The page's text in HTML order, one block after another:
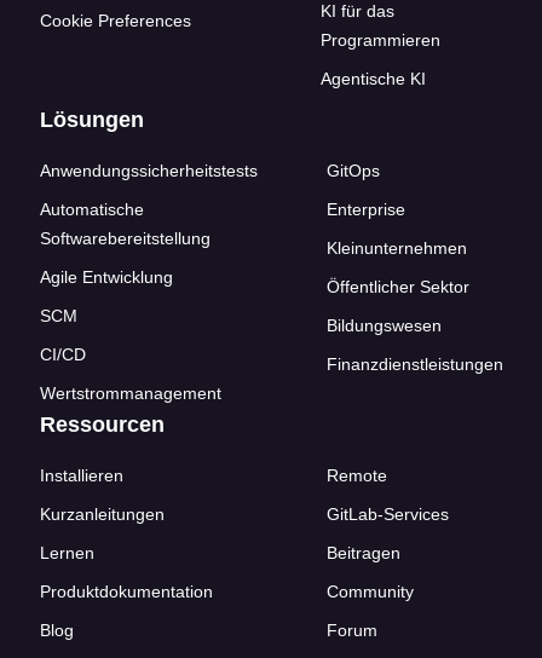
Cookie Preferences
KI für das
Programmieren
Agentische KI
Lösungen
Anwendungssicherheitstests
Automatische
Softwarebereitstellung
Agile Entwicklung
SCM
CI/CD
Wertstrommanagement
GitOps
Enterprise
Kleinunternehmen
Öffentlicher Sektor
Bildungswesen
Finanzdienstleistungen
Ressourcen
Installieren
Kurzanleitungen
Lernen
Produktdokumentation
Blog
Remote
GitLab-Services
Beitragen
Community
Forum